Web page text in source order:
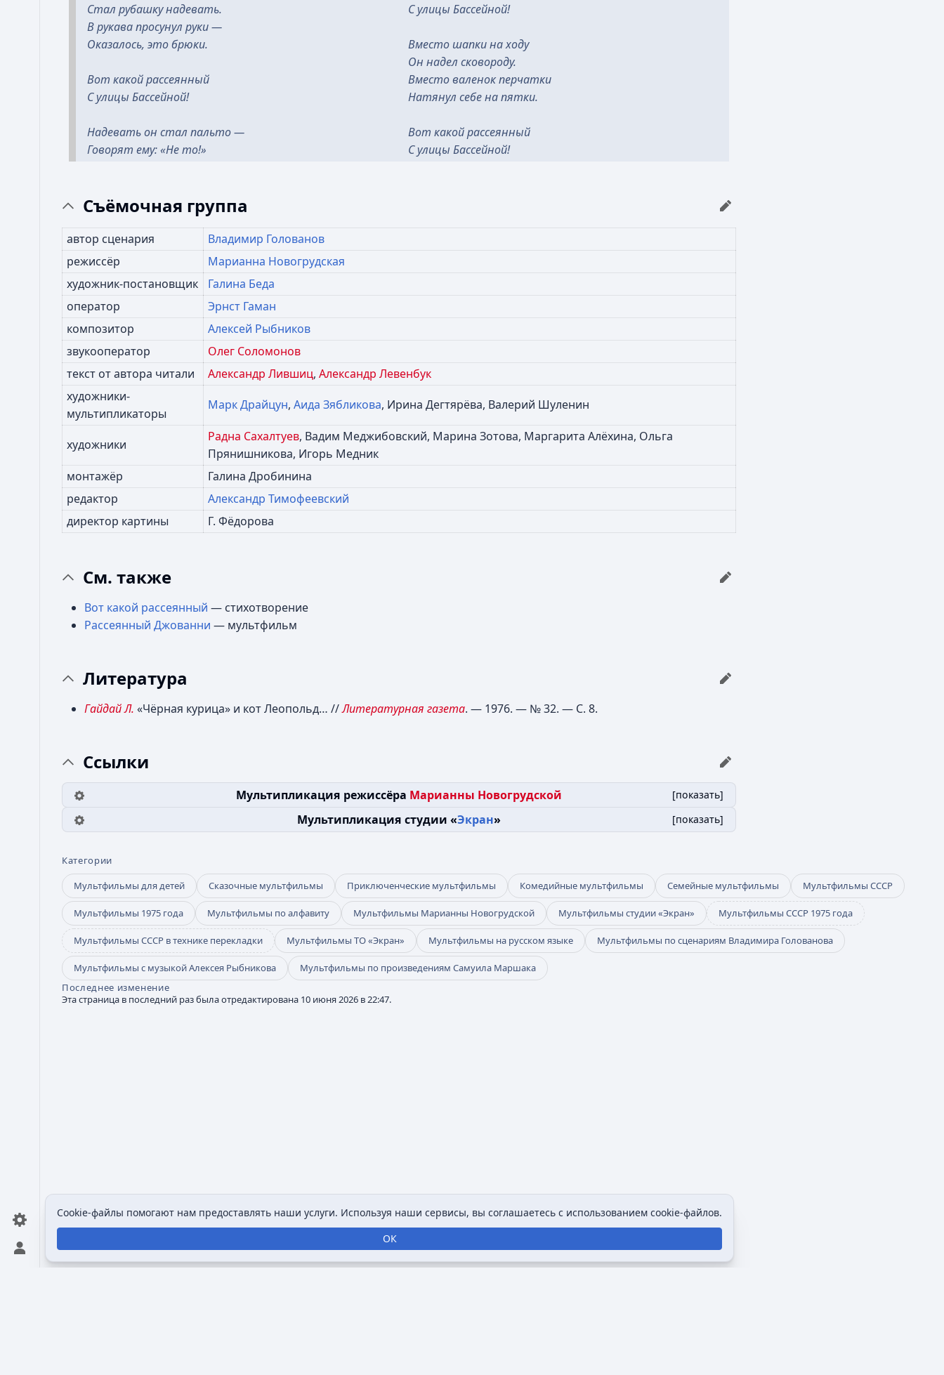
Открыть персональное меню
Стал рубашку надевать.
В рукава просунул руки —
Оказалось, это брюки.
Вот какой рассеянный
С улицы Бассейной!
Надевать он стал пальто —
Говорят ему: «Не то!»
С улицы Бассейной!
Вместо шапки на ходу
Он надел сковороду.
Вместо валенок перчатки
Натянул себе на пятки.
Вот какой рассеянный
С улицы Бассейной!
Съёмочная группа
автор сценария
Владимир Голованов
режиссёр
Марианна Новогрудская
художник-постановщик
Галина Беда
оператор
Эрнст Гаман
композитор
Алексей Рыбников
звукооператор
Олег Соломонов
текст от автора читали
Александр Лившиц,Александр Левенбук
художники-
мультипликаторы
Марк Драйцун,Аида Зябликова, Ирина Дегтярёва, Валерий Шуленин
художники
Радна Сахалтуев, Вадим Меджибовский, Марина Зотова, Маргарита Алёхина, Ольга
Прянишникова, Игорь Медник
монтажёр
Галина Дробинина
редактор
Александр Тимофеевский
директор картины
Г. Фёдорова
См. также
Вот какой рассеянный — стихотворение
Рассеянный Джованни — мультфильм
Литература
Гайдай Л. «Чёрная курица» и кот Леопольд… //Литературная газета. — 1976. — № 32. — С. 8.
Ссылки
[показать]
Мультипликация режиссёра Марианны Новогрудской
[показать]
Мультипликация студии «Экран»
Категории
Мультфильмы для детей
Сказочные мультфильмы Приключенческие мультфильмы Комедийные мультфильмы Семейные мультфильмы Мультфильмы СССР
Мультфильмы 1975 года Мультфильмы по алфавиту Мультфильмы Марианны Новогрудской Мультфильмы студии «Экран» Мультфильмы СССР 1975 года
Мультфильмы СССР в технике перекладки Мультфильмы ТО «Экран» Мультфильмы на русском языке Мультфильмы по сценариям Владимира Голованова
Мультфильмы с музыкой Алексея Рыбникова
Мультфильмы по произведениям Самуила Маршака
Последнее изменение
Эта страница в последний раз была отредактирована 10 июня 2026 в 22:47.
Cookie-файлы помогают нам предоставлять наши услуги. Используя наши сервисы, вы соглашаетесь с использованием cookie-файлов.
ОК